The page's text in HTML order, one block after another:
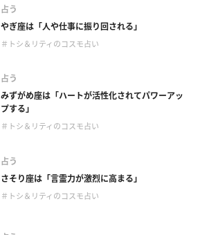
占う
やぎ座は「人や仕事に振り回される」
＃トシ＆リティのコスモ占い
占う
みずがめ座は「ハートが活性化されてパワーアッ
プする」
＃トシ＆リティのコスモ占い
占う
さそり座は「言霊力が激烈に高まる」
＃トシ＆リティのコスモ占い